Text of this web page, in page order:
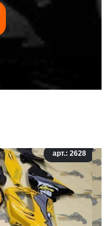
арт.: 2628